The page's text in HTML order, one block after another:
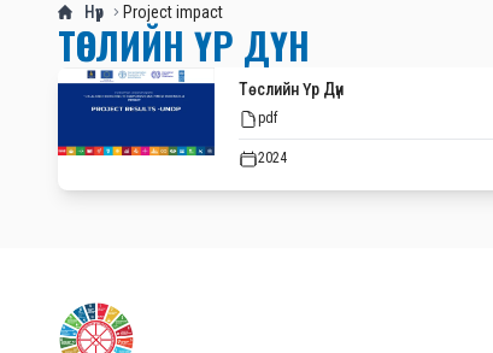
Нүүр Project impact
ТӨСЛИЙН ҮР ДҮН
Төслийн Үр Дүн
pdf
2024